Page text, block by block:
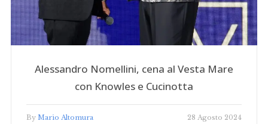
Alessandro Nomellini, cena al Vesta Mare
con Knowles e Cucinotta
By Mario Altomura 28 Agosto 2024